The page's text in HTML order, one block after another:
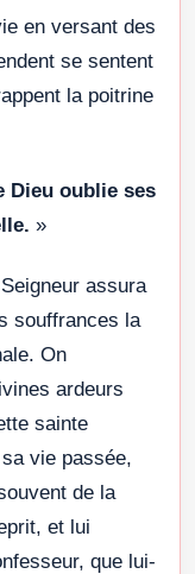
en versant des
se sentent
la poitrine
Dieu oublie ses
»
assura
souffrances la
On
ardeurs
sainte
vie passée,
de la
et lui
que lui-